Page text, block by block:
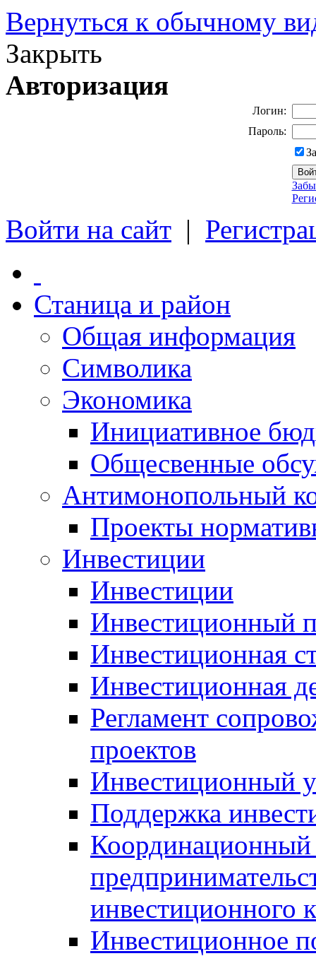
Вернуться к обычному
Закрыть
Авторизация
Логин:
Пароль:
Войти на сайт |
Станица и район
Общая информация
Символика
Экономика
Инициативное
Общесвенные
Антимонопольный
Проекты
Инвестиции
Инвестиции
Инвестиционный
Инвестиционная
Инвестиционная
Регламент
проектов
Инвестиционный
Поддержка
Координационный
инвестиционного
Инвестиционное